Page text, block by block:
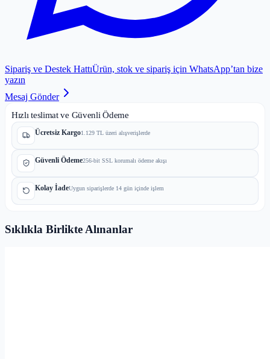
Sipariş ve Destek HattıÜrün, stok ve sipariş için WhatsApp’tan bize
yazın
Mesaj Gönder
Hızlı teslimat ve Güvenli Ödeme
Ücretsiz Kargo1.129 TL üzeri alışverişlerde
Güvenli Ödeme256-bit SSL korumalı ödeme akışı
Kolay İadeUygun siparişlerde 14 gün içinde işlem
Sıklıkla Birlikte Alınanlar